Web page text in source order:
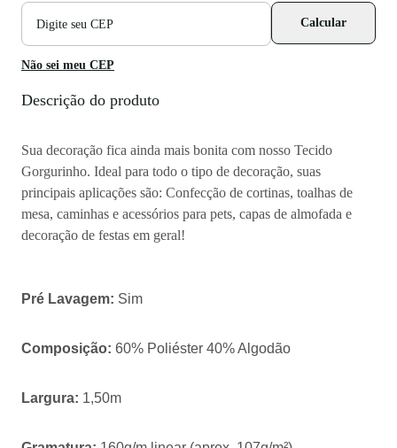
CEP
para
cálculo
frete
Calcular
Não sei meu CEP
Descrição do produto
Sua decoração fica ainda mais bonita com nosso Tecido
Gorgurinho. Ideal para todo o tipo de decoração, suas
principais aplicações são: Confecção de cortinas, toalhas de
mesa, caminhas e acessórios para pets, capas de almofada e
decoração de festas em geral!
Pré Lavagem: Sim
Composição: 60% Poliéster 40% Algodão
Largura: 1,50m